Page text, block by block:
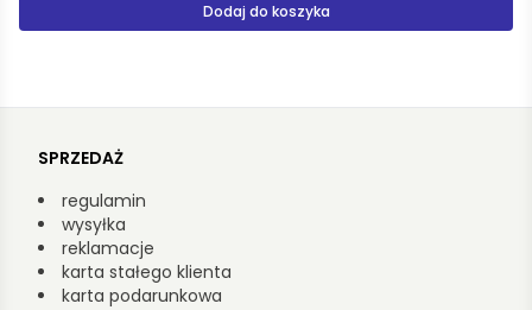
Produkt niedostępny
SPRZEDAŻ
regulamin
wysyłka
reklamacje
karta stałego klienta
karta podarunkowa